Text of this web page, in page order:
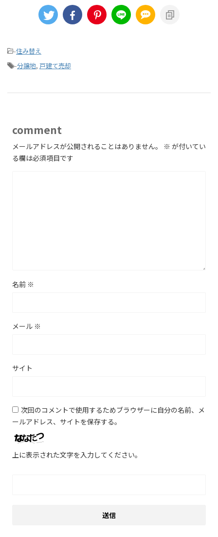
界杭が必要なのでお金が必要になるか
もしれません。 目次1 境界杭とは2
境界杭がないと、どうなるのか?3 フ
-住み替え
-分譲地, 戸建て売却
comment
メールアドレスが公開されることはありません。 ※ が付いてい
る欄は必須項目です
名前 ※
メール ※
サイト
次回のコメントで使用するためブラウザーに自分の名前、メ
ールアドレス、サイトを保存する。
上に表示された文字を入力してください。